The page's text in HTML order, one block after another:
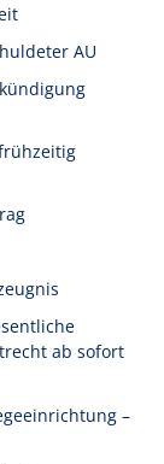
AU
ab sofort
–